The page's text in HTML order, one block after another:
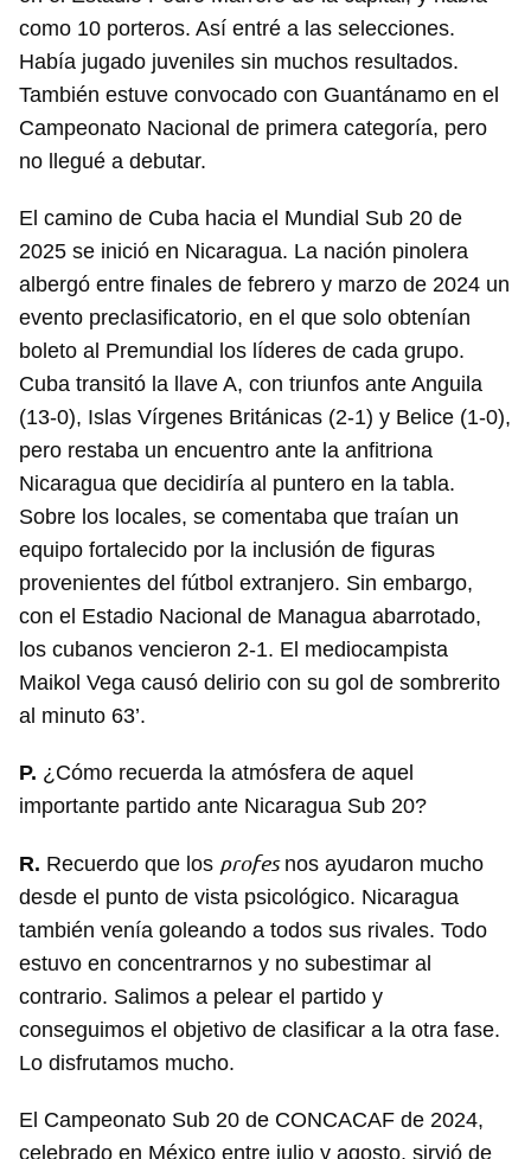
como 10 porteros. Así entré a las selecciones.
Había jugado juveniles sin muchos resultados.
También estuve convocado con Guantánamo en el
Campeonato Nacional de primera categoría, pero
no llegué a debutar.
El camino de Cuba hacia el Mundial Sub 20 de
2025 se inició en Nicaragua. La nación pinolera
albergó entre finales de febrero y marzo de 2024 un
evento preclasificatorio, en el que solo obtenían
boleto al Premundial los líderes de cada grupo.
Cuba transitó la llave A, con triunfos ante Anguila
(13-0), Islas Vírgenes Británicas (2-1) y Belice (1-0),
pero restaba un encuentro ante la anfitriona
Nicaragua que decidiría al puntero en la tabla.
Sobre los locales, se comentaba que traían un
equipo fortalecido por la inclusión de figuras
provenientes del fútbol extranjero. Sin embargo,
con el Estadio Nacional de Managua abarrotado,
los cubanos vencieron 2-1. El mediocampista
Maikol Vega causó delirio con su gol de sombrerito
al minuto 63’.
P. ¿Cómo recuerda la atmósfera de aquel
importante partido ante Nicaragua Sub 20?
R. Recuerdo que los profesnos ayudaron mucho
desde el punto de vista psicológico. Nicaragua
también venía goleando a todos sus rivales. Todo
estuvo en concentrarnos y no subestimar al
contrario. Salimos a pelear el partido y
conseguimos el objetivo de clasificar a la otra fase.
Lo disfrutamos mucho.
El Campeonato Sub 20 de CONCACAF de 2024,
celebrado en México entre julio y agosto, sirvió de